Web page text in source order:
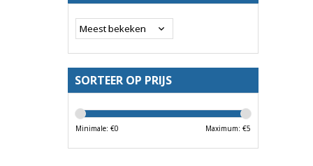
SORTEER OP PRIJS
Minimale: €0 Maximum: €5